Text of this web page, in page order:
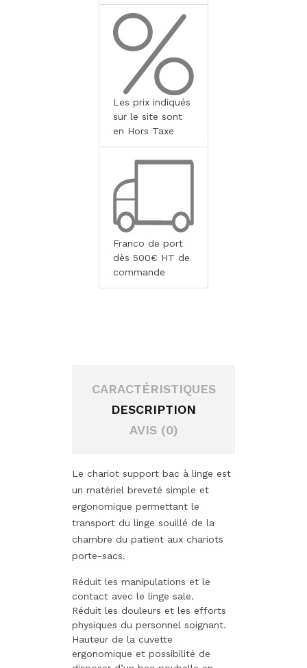
Les prix indiqués
sur le site sont
en Hors Taxe
Franco de port
dès 500€ HT de
commande
CARACTÉRISTIQUES
DESCRIPTION
AVIS (0)
Le chariot support bac à linge est
un matériel breveté simple et
ergonomique permettant le
transport du linge souillé de la
chambre du patient aux chariots
porte-sacs.
Réduit les manipulations et le
contact avec le linge sale.
Réduit les douleurs et les efforts
physiques du personnel soignant.
Hauteur de la cuvette
ergonomique et possibilité de